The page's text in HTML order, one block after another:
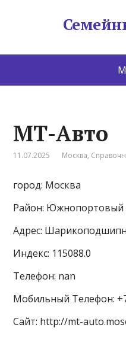
МТ-Авто
11.07.2025 Москва,
город: Москва
Район: Южнопортовый
Адрес:
Индекс: 115088.0
Телефон: nan
Мобильный Телефон:
Сайт: http://mt-